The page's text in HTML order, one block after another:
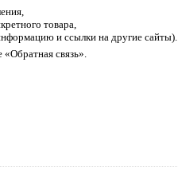
товара,
и ссылки на другие сайты).
связь».